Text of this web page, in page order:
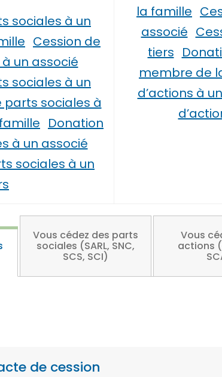
sociales à un
Cession de
un associé
sociales à un
parts sociales à
Donation
à un associé
sociales à un
la famille
associé
tiers
membre de
d’actions à
Vous cédez des parts
sociales (SARL, SNC,
SCS, SCI)
Vous
actions
de cession